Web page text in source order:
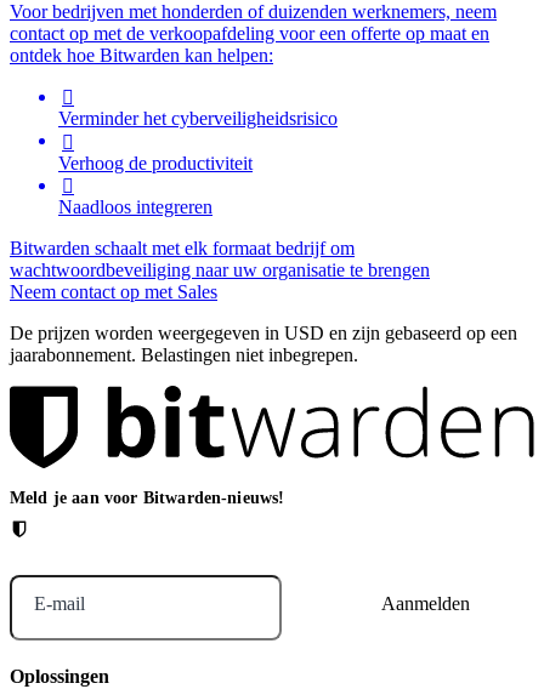
Voor bedrijven met honderden of duizenden werknemers, neem
contact op met de verkoopafdeling voor een offerte op maat en
ontdek hoe Bitwarden kan helpen:

Verminder het cyberveiligheidsrisico

Verhoog de productiviteit

Naadloos integreren
Bitwarden schaalt met elk formaat bedrijf om
wachtwoordbeveiliging naar uw organisatie te brengen
Neem contact op met Sales
De prijzen worden weergegeven in USD en zijn gebaseerd op een
jaarabonnement. Belastingen niet inbegrepen.
Meld je aan voor Bitwarden-nieuws!
E-mail
Oplossingen